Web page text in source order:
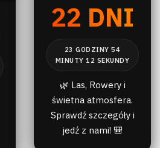
22 DNI
🌿 Las, Rowery i
świetna atmosfera.
Sprawdź szczegóły i
jedź z nami! 🎒